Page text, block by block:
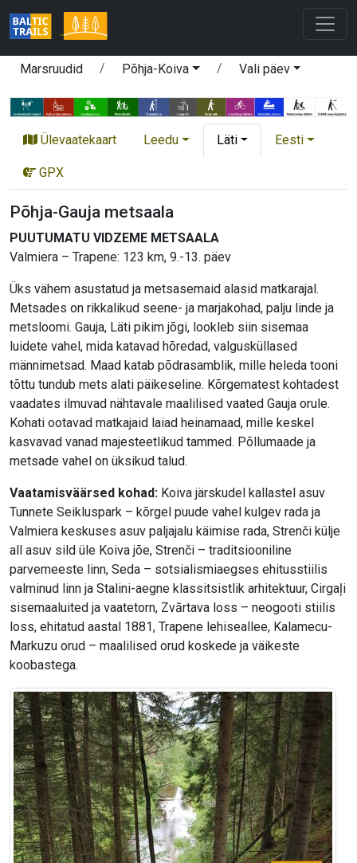
Marsruudid Põhja-Koiva Vali päev
Ülevaatekaart Leedu Läti Eesti
GPX
Põhja-Gauja metsaala
PUUTUMATU VIDZEME METSAALA
Valmiera – Trapene: 123 km, 9.-13. päev
Üks vähem asustatud ja metsasemaid alasid matkarajal.
Metsades on rikkalikud seene- ja marjakohad, palju linde ja
metsloomi. Gauja, Läti pikim jõgi, lookleb siin sisemaa
luidete vahel, mida katavad hõredad, valgusküllased
männimetsad. Maad katab põdrasamblik, mille heleda tooni
tõttu tundub mets alati päikeseline. Kõrgematest kohtadest
vaadates ilmuvad nähtavale maalilised vaated Gauja orule.
Kohati ootavad matkajaid laiad heinamaad, mille keskel
kasvavad vanad majesteetlikud tammed. Põllumaade ja
metsade vahel on üksikud talud.
Vaatamisväärsed kohad: Koiva järskudel kallastel asuv
Tunnete Seikluspark – kõrgel puude vahel kulgev rada ja
Valmiera keskuses asuv paljajalu käimise rada, Strenči külje
all asuv sild üle Koiva jõe, Strenči – traditsiooniline
parvemeeste linn, Seda – sotsialismiaegses ehitusstiilis
valminud linn ja Stalini-aegne klassitsistlik arhitektuur, Cirgaļi
sisemaaluited ja vaatetorn, Zvārtava loss – neogooti stiilis
loss, ehitatud aastal 1881, Trapene lehiseallee, Kalamecu-
Markuzu orud – maalilised orud koskede ja väikeste
koobastega.